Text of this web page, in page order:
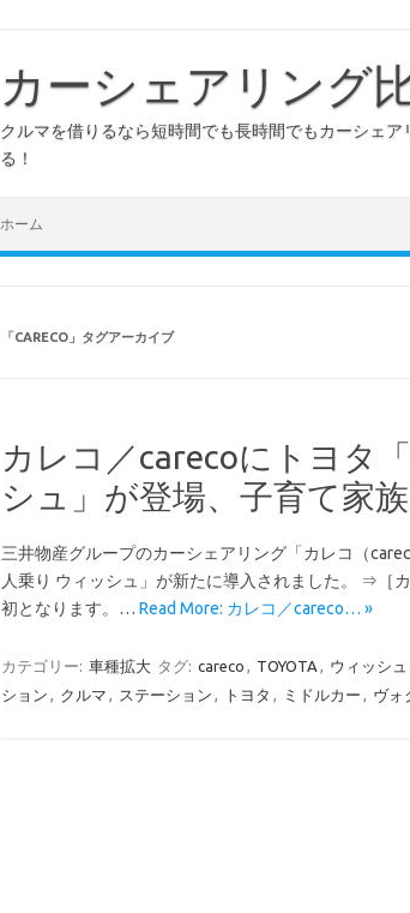
カーシェアリング
クルマを借りるなら短時間でも長時間でもカーシェ
る！
ホーム
「CARECO」タグアーカイブ
カレコ／carecoにトヨタ
シュ」が登場、子育て家
三井物産グループのカーシェアリング「カレコ（
人乗り ウィッシュ」が新たに導入されました。 ⇒［
初となります。… Read More: カレコ／careco… »
カテゴリー: 車種拡大 タグ: careco , TOYOTA , ウィッシュ
ション , クルマ , ステーション , トヨタ , ミドルカー , ヴォ